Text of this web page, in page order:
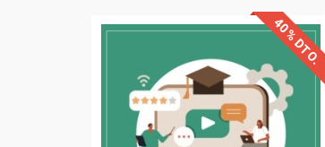
40% DTO.
Descuentos especiales
Sin requisitos de acceso